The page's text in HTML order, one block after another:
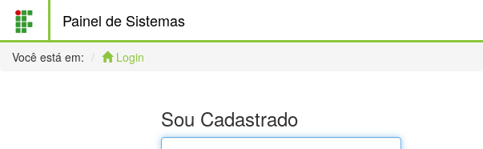
Painel de Sistemas
Você está em: Login
Sou Cadastrado